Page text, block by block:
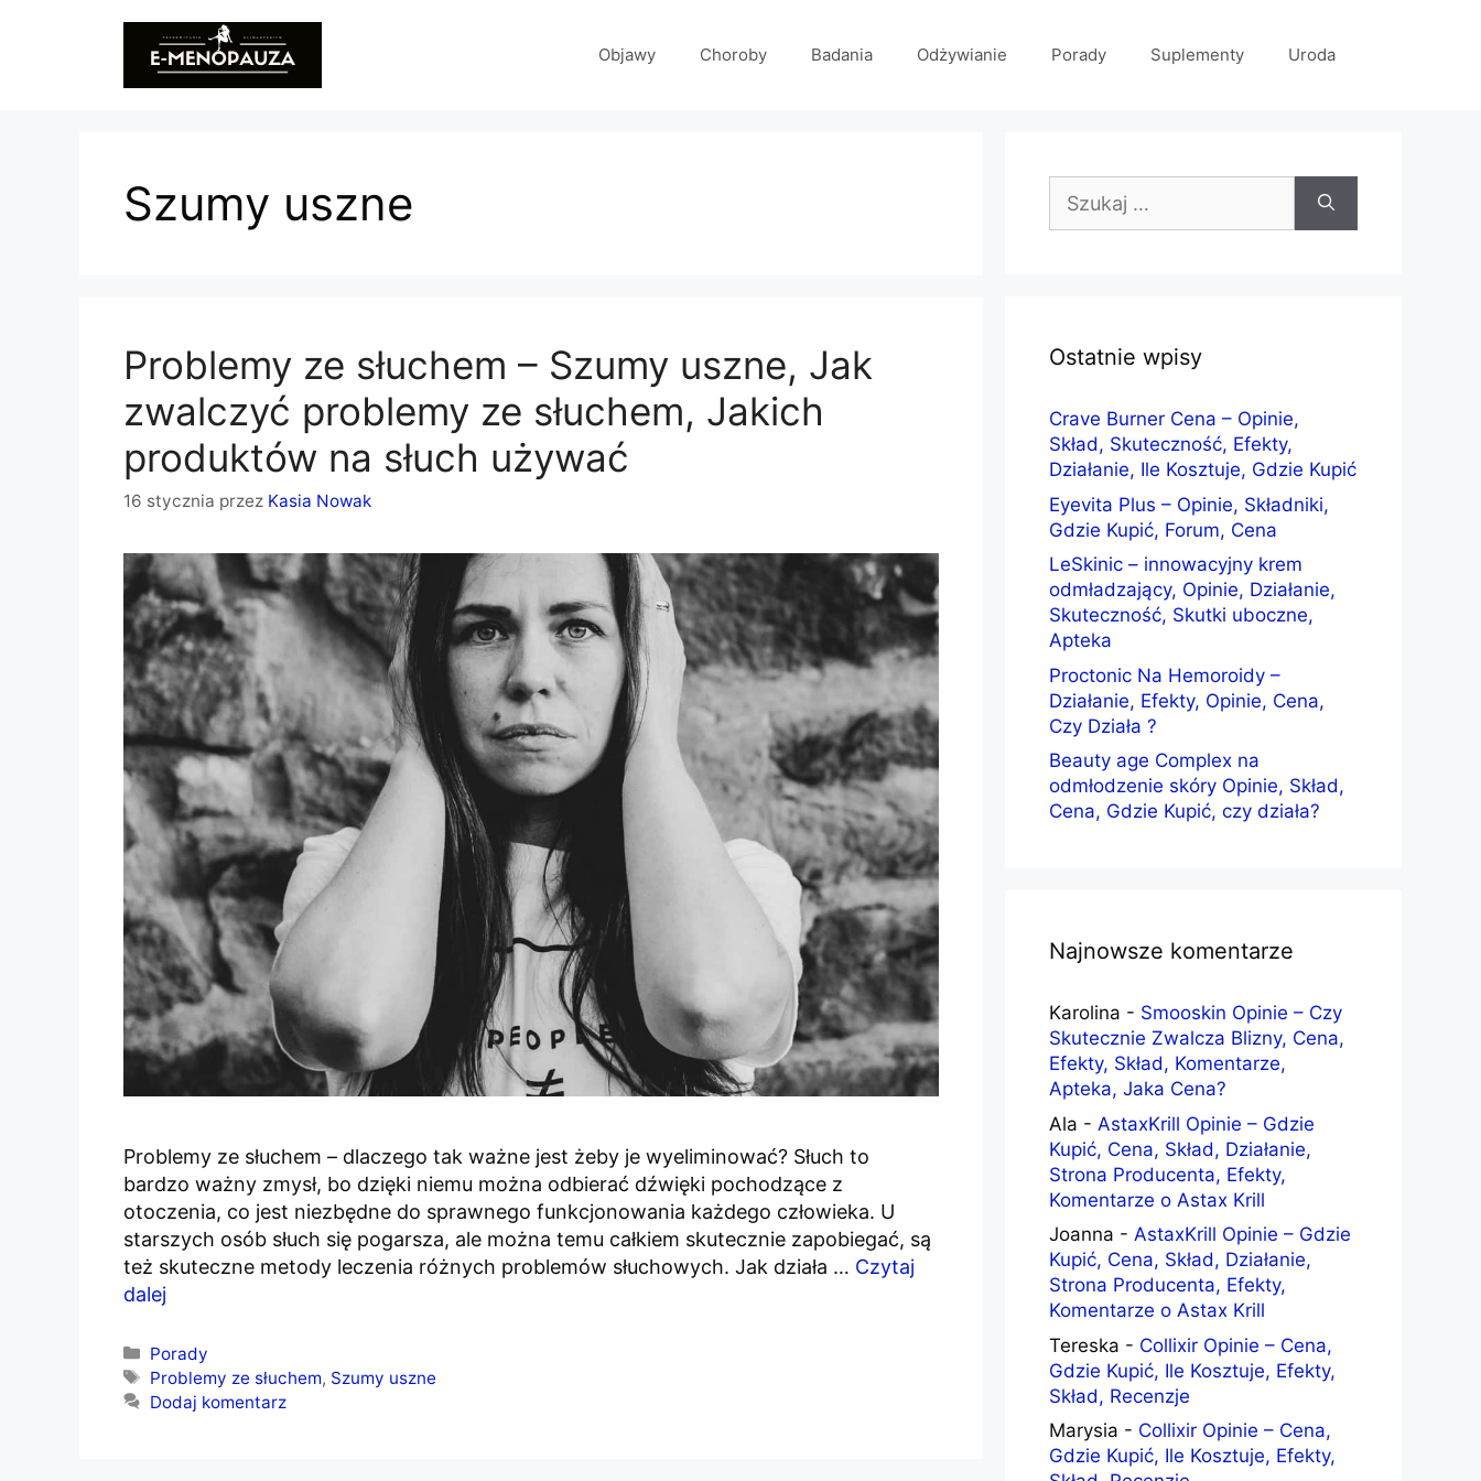
Objawy Choroby Badania Odżywianie Porady Suplementy Uroda
Szumy uszne
Problemy ze słuchem – Szumy uszne, Jak
zwalczyć problemy ze słuchem, Jakich
produktów na słuch używać
16 stycznia przez Kasia Nowak
Problemy ze słuchem – dlaczego tak ważne jest żeby je wyeliminować? Słuch to
bardzo ważny zmysł, bo dzięki niemu można odbierać dźwięki pochodzące z
otoczenia, co jest niezbędne do sprawnego funkcjonowania każdego człowieka. U
starszych osób słuch się pogarsza, ale można temu całkiem skutecznie zapobiegać, są
też skuteczne metody leczenia różnych problemów słuchowych. Jak działa … Czytaj
dalej
Kategorie
Porady
Tagi
Problemy ze słuchem, Szumy uszne
Dodaj komentarz
Ostatnie wpisy
Crave Burner Cena – Opinie,
Skład, Skuteczność, Efekty,
Działanie, Ile Kosztuje, Gdzie Kupić
Eyevita Plus – Opinie, Składniki,
Gdzie Kupić, Forum, Cena
LeSkinic – innowacyjny krem
odmładzający, Opinie, Działanie,
Skuteczność, Skutki uboczne,
Apteka
Proctonic Na Hemoroidy –
Działanie, Efekty, Opinie, Cena,
Czy Działa ?
Beauty age Complex na
odmłodzenie skóry Opinie, Skład,
Cena, Gdzie Kupić, czy działa?
Najnowsze komentarze
Karolina - Smooskin Opinie – Czy
Skutecznie Zwalcza Blizny, Cena,
Efekty, Skład, Komentarze,
Apteka, Jaka Cena?
Ala - AstaxKrill Opinie – Gdzie
Kupić, Cena, Skład, Działanie,
Strona Producenta, Efekty,
Komentarze o Astax Krill
Joanna - AstaxKrill Opinie – Gdzie
Kupić, Cena, Skład, Działanie,
Strona Producenta, Efekty,
Komentarze o Astax Krill
Tereska - Collixir Opinie – Cena,
Gdzie Kupić, Ile Kosztuje, Efekty,
Skład, Recenzje
Marysia - Collixir Opinie – Cena,
Gdzie Kupić, Ile Kosztuje, Efekty,